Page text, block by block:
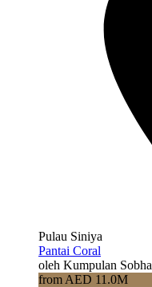
Pulau Siniya
Pantai Coral
oleh Kumpulan Sobha
from AED 11.0M